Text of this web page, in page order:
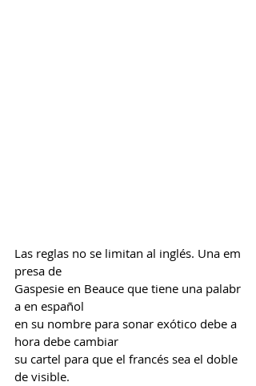
Las reglas no se limitan al inglés. Una em
presa de
Gaspesie en Beauce que tiene una palabr
a en español
en su nombre para sonar exótico debe a
hora debe cambiar
su cartel para que el francés sea el doble
de visible.